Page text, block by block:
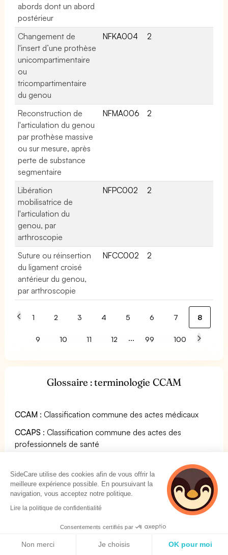
abords dont un abord
postérieur
Changement de
l'insert d’une prothèse
unicompartimentaire
ou
tricompartimentaire
du genou
NFKA004 2
Reconstruction de
l'articulation du genou
par prothèse massive
ou sur mesure, après
perte de substance
segmentaire
NFMA006 2
Libération
mobilisatrice de
l'articulation du
genou, par
arthroscopie
NFPC002 2
Suture ou réinsertion
du ligament croisé
antérieur du genou,
par arthroscopie
NFCC002 2
1 2 3 4 5 6 7 8
9 10 11 12 ... 99 100
Glossaire : terminologie CCAM
CCAM : Classification commune des actes médicaux
CCAPS : Classification commune des actes des
professionnels de santé
CNAMTS: Caisse Nationale d’Assurance Maladie des
Travailleurs Salariés (ou CNAM)
CTAMN: Commission de Terminologie de l’Académie
SideCare utilise des cookies afin de vous offrir la
meilleure expérience possible. En poursuivant la
navigation, vous acceptez notre politique.
Lire la politique de confidentialité
Consentements certifiés par
Non merci Je choisis OK pour moi